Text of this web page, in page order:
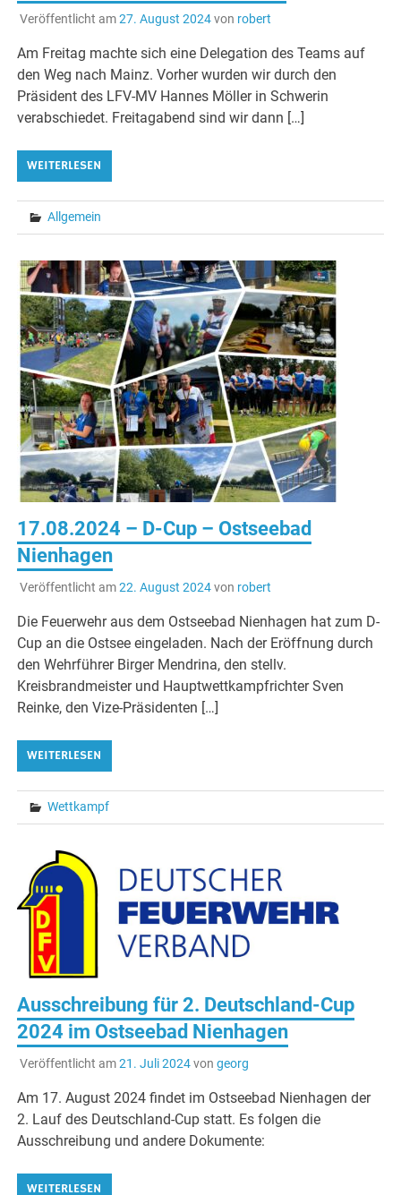
Veröffentlicht am27. August 2024von robert
Am Freitag machte sich eine Delegation des Teams auf
den Weg nach Mainz. Vorher wurden wir durch den
Präsident des LFV-MV Hannes Möller in Schwerin
verabschiedet. Freitagabend sind wir dann […]
WEITERLESEN
Allgemein
17.08.2024 – D-Cup – Ostseebad
Nienhagen
Veröffentlicht am22. August 2024von robert
Die Feuerwehr aus dem Ostseebad Nienhagen hat zum D-
Cup an die Ostsee eingeladen. Nach der Eröffnung durch
den Wehrführer Birger Mendrina, den stellv.
Kreisbrandmeister und Hauptwettkampfrichter Sven
Reinke, den Vize-Präsidenten […]
WEITERLESEN
Wettkampf
Ausschreibung für 2. Deutschland-Cup
2024 im Ostseebad Nienhagen
Veröffentlicht am21. Juli 2024von georg
Am 17. August 2024 findet im Ostseebad Nienhagen der
2. Lauf des Deutschland-Cup statt. Es folgen die
Ausschreibung und andere Dokumente:
WEITERLESEN